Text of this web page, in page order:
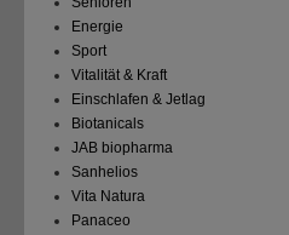
Energie
Sport
Vitalität & Kraft
Einschlafen & Jetlag
Biotanicals
JAB biopharma
Sanhelios
Vita Natura
Panaceo